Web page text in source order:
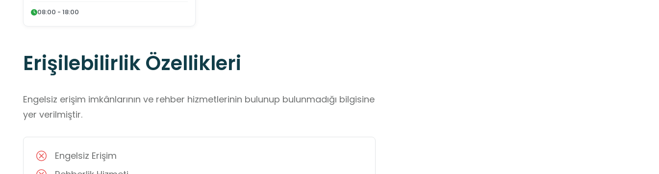
08:00 - 18:00
Erişilebilirlik Özellikleri
Engelsiz erişim imkânlarının ve rehber hizmetlerinin bulunup bulunmadığı bilgisine
yer verilmiştir.
Engelsiz Erişim